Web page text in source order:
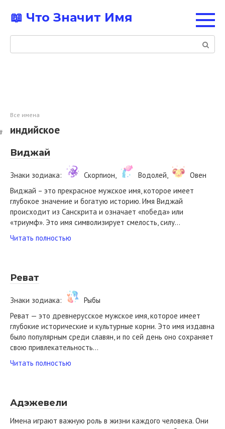
контенту
📖 Что Значит Имя
Поиск:
Все имена
индийское
Виджай
Знаки зодиака: Скорпион, Водолей,
Овен
Виджай – это прекрасное мужское имя, которое имеет
глубокое значение и богатую историю. Имя Виджай
происходит из Санскрита и означает «победа» или
«триумф». Это имя символизирует смелость, силу…
Читать полностью
Реват
Знаки зодиака:
Рыбы
Реват — это древнерусское мужское имя, которое имеет
глубокие исторические и культурные корни. Это имя издавна
было популярным среди славян, и по сей день оно сохраняет
свою привлекательность…
Читать полностью
Адэжевели
Имена играют важную роль в жизни каждого человека. Они